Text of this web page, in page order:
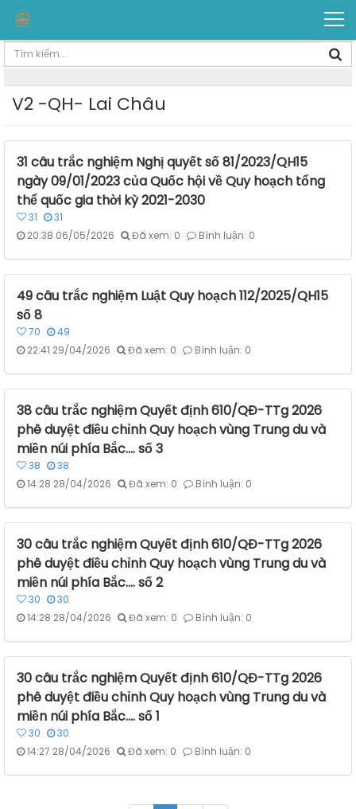
V2 -QH- Lai Châu
31 câu trắc nghiệm Nghị quyết số 81/2023/QH15
ngày 09/01/2023 của Quốc hội về Quy hoạch tổng
thể quốc gia thời kỳ 2021-2030
31
31
20:38 06/05/2026
Đã xem: 0 Bình luận: 0
49 câu trắc nghiệm Luật Quy hoạch 112/2025/QH15
số 8
70
49
22:41 29/04/2026
Đã xem: 0 Bình luận: 0
38 câu trắc nghiệm Quyết định 610/QĐ-TTg 2026
phê duyệt điều chỉnh Quy hoạch vùng Trung du và
miền núi phía Bắc.... số 3
38
38
14:28 28/04/2026
Đã xem: 0 Bình luận: 0
30 câu trắc nghiệm Quyết định 610/QĐ-TTg 2026
phê duyệt điều chỉnh Quy hoạch vùng Trung du và
miền núi phía Bắc.... số 2
30
30
14:28 28/04/2026
Đã xem: 0 Bình luận: 0
30 câu trắc nghiệm Quyết định 610/QĐ-TTg 2026
phê duyệt điều chỉnh Quy hoạch vùng Trung du và
miền núi phía Bắc.... số 1
30
30
14:27 28/04/2026
Đã xem: 0 Bình luận: 0